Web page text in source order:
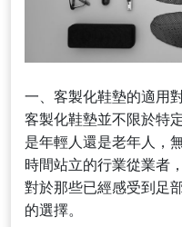
一、客製化鞋墊的適用
客製化鞋墊並不限於特
是年輕人還是老年人，
時間站立的行業從業者
對於那些已經感受到足
的選擇。